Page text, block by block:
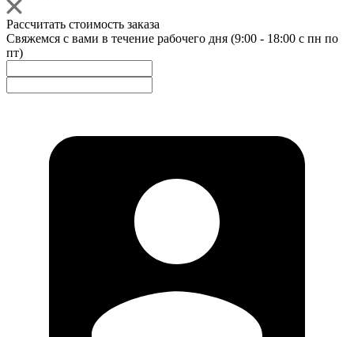
Рассчитать стоимость заказа
Свяжемся с вами в течение рабочего дня (9:00 - 18:00 с пн по
пт)